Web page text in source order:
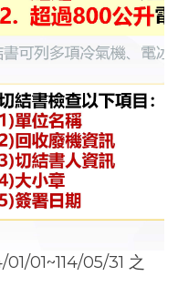
01~114/05/31 之